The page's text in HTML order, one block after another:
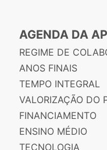
AGENDA DA
REGIME DE
ANOS FINAIS
TEMPO INTEGRAL
VALORIZAÇÃO DO
FINANCIAMENTO
ENSINO MÉDIO
TECNOLOGIA